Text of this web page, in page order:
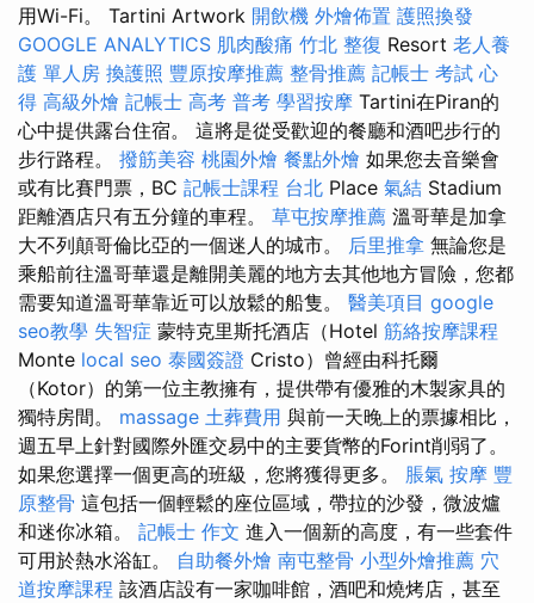
用Wi-Fi。 Tartini Artwork 開飲機 外燴佈置 護照換發
GOOGLE ANALYTICS 肌肉酸痛 竹北 整復 Resort 老人養
護 單人房 換護照 豐原按摩推薦 整骨推薦 記帳士 考試 心
得 高級外燴 記帳士 高考 普考 學習按摩 Tartini在Piran的
心中提供露台住宿。 這將是從受歡迎的餐廳和酒吧步行的
步行路程。 撥筋美容 桃園外燴 餐點外燴 如果您去音樂會
或有比賽門票，BC 記帳士課程 台北 Place 氣結 Stadium
距離酒店只有五分鐘的車程。 草屯按摩推薦 溫哥華是加拿
大不列顛哥倫比亞的一個迷人的城市。 后里推拿 無論您是
乘船前往溫哥華還是離開美麗的地方去其他地方冒險，您都
需要知道溫哥華靠近可以放鬆的船隻。 醫美項目 google
seo教學 失智症 蒙特克里斯托酒店（Hotel 筋絡按摩課程
Monte local seo 泰國簽證 Cristo）曾經由科托爾
（Kotor）的第一位主教擁有，提供帶有優雅的木製家具的
獨特房間。 massage 土葬費用 與前一天晚上的票據相比，
週五早上針對國際外匯交易中的主要貨幣的Forint削弱了。
如果您選擇一個更高的班級，您將獲得更多。 脹氣 按摩 豐
原整骨 這包括一個輕鬆的座位區域，帶拉的沙發，微波爐
和迷你冰箱。 記帳士 作文 進入一個新的高度，有一些套件
可用於熱水浴缸。 自助餐外燴 南屯整骨 小型外燴推薦 穴
道按摩課程 該酒店設有一家咖啡館，酒吧和燒烤店，甚至